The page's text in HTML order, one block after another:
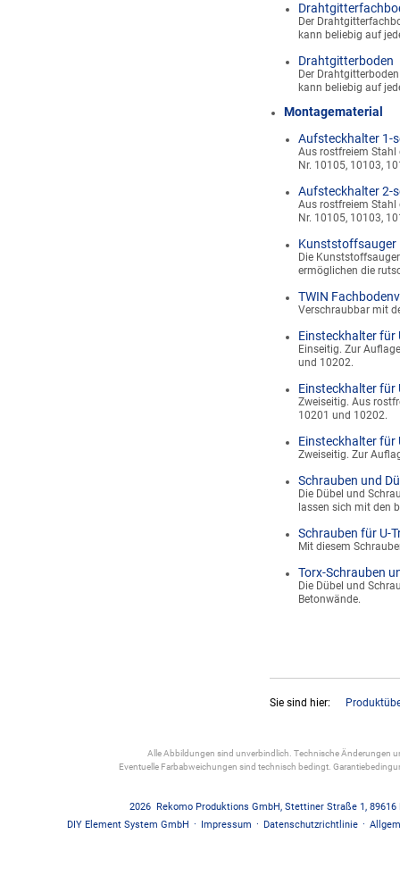
Der
kann beliebig auf
Drahtgitterboden
Der
kann beliebig auf
Montagematerial
Aufsteckhalter 1-
Aus rostfreiem Stahl
Nr. 10105, 10103,
Aufsteckhalter 2-
Aus rostfreiem Stahl
Nr. 10105, 10103,
Kunststoffsauger
Die
ermöglichen die
TWIN
Verschraubbar mit
Einsteckhalter für
Einseitig. Zur
und 10202.
Einsteckhalter für
Zweiseitig. Aus
10201 und 10202.
Einsteckhalter für
Zweiseitig. Zur
Schrauben und
Die Dübel und
lassen sich mit den
Schrauben für U-
Mit diesem
Torx-Schrauben
Die Dübel und
Betonwände.
Sie sind hier:
Alle Abbildungen sind unverbindlich. Technische Änderungen
Eventuelle Farbabweichungen sind technisch bedingt.
2026 Rekomo Produktions GmbH, Stettiner Straße 1, 89616
DIY Element System GmbH · Impressum · Datenschutzrichtlinie ·